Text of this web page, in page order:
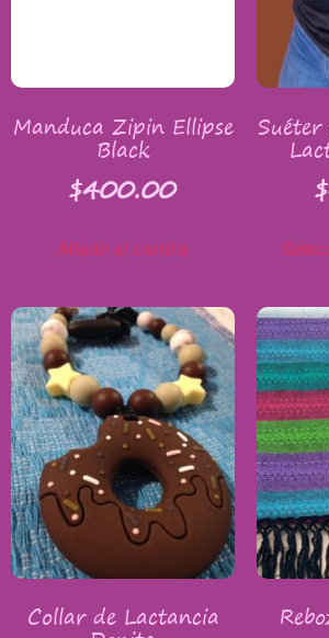
Manduca Zipin Ellipse
Black
$400.00
Añadir al carrito
$
Collar de Lactancia